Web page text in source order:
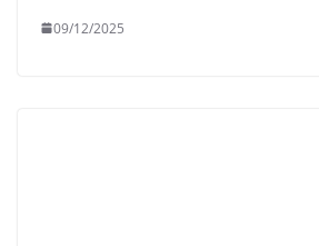
09/12/2025